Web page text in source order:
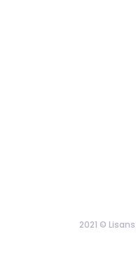
2021 ©